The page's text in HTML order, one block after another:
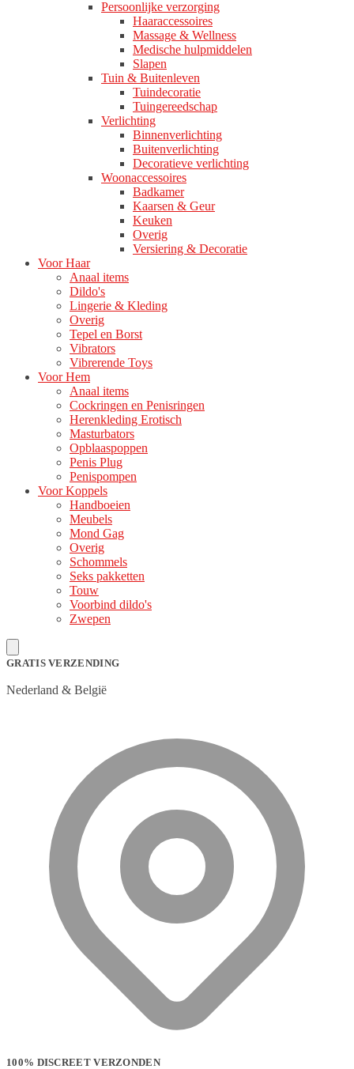
Persoonlijke verzorging
Haaraccessoires
Massage & Wellness
Medische hulpmiddelen
Slapen
Tuin & Buitenleven
Tuindecoratie
Tuingereedschap
Verlichting
Binnenverlichting
Buitenverlichting
Decoratieve verlichting
Woonaccessoires
Badkamer
Kaarsen & Geur
Keuken
Overig
Versiering & Decoratie
Voor Haar
Anaal items
Dildo's
Lingerie & Kleding
Overig
Tepel en Borst
Vibrators
Vibrerende Toys
Voor Hem
Anaal items
Cockringen en Penisringen
Herenkleding Erotisch
Masturbators
Opblaaspoppen
Penis Plug
Penispompen
Voor Koppels
Handboeien
Meubels
Mond Gag
Overig
Schommels
Seks pakketten
Touw
Voorbind dildo's
Zwepen
GRATIS VERZENDING
Nederland & België
100% DISCREET VERZONDEN